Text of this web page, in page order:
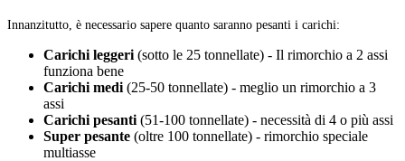
Innanzitutto, è necessario sapere quanto saranno pesanti i carichi:
Carichi leggeri (sotto le 25 tonnellate) - Il rimorchio a 2 assi
funziona bene
Carichi medi (25-50 tonnellate) - meglio un rimorchio a 3
assi
Carichi pesanti (51-100 tonnellate) - necessità di 4 o più assi
Super pesante (oltre 100 tonnellate) - rimorchio speciale
multiasse